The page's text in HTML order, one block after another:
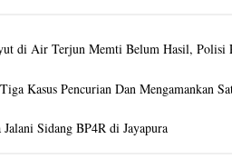
di Air Terjun Memti Belum Hasil, Polisi
Kasus Pencurian Dan Mengamankan
Sidang BP4R di Jayapura